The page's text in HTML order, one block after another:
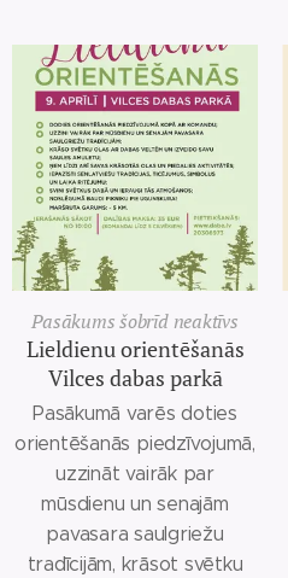
Pasākums šobrīd neaktīvs
Lieldienu orientēšanās
Vilces dabas parkā
Pasākumā varēs doties
orientēšanās piedzīvojumā,
uzzināt vairāk par
mūsdienu un senajām
pavasara saulgriežu
tradīcijām, krāsot svētku